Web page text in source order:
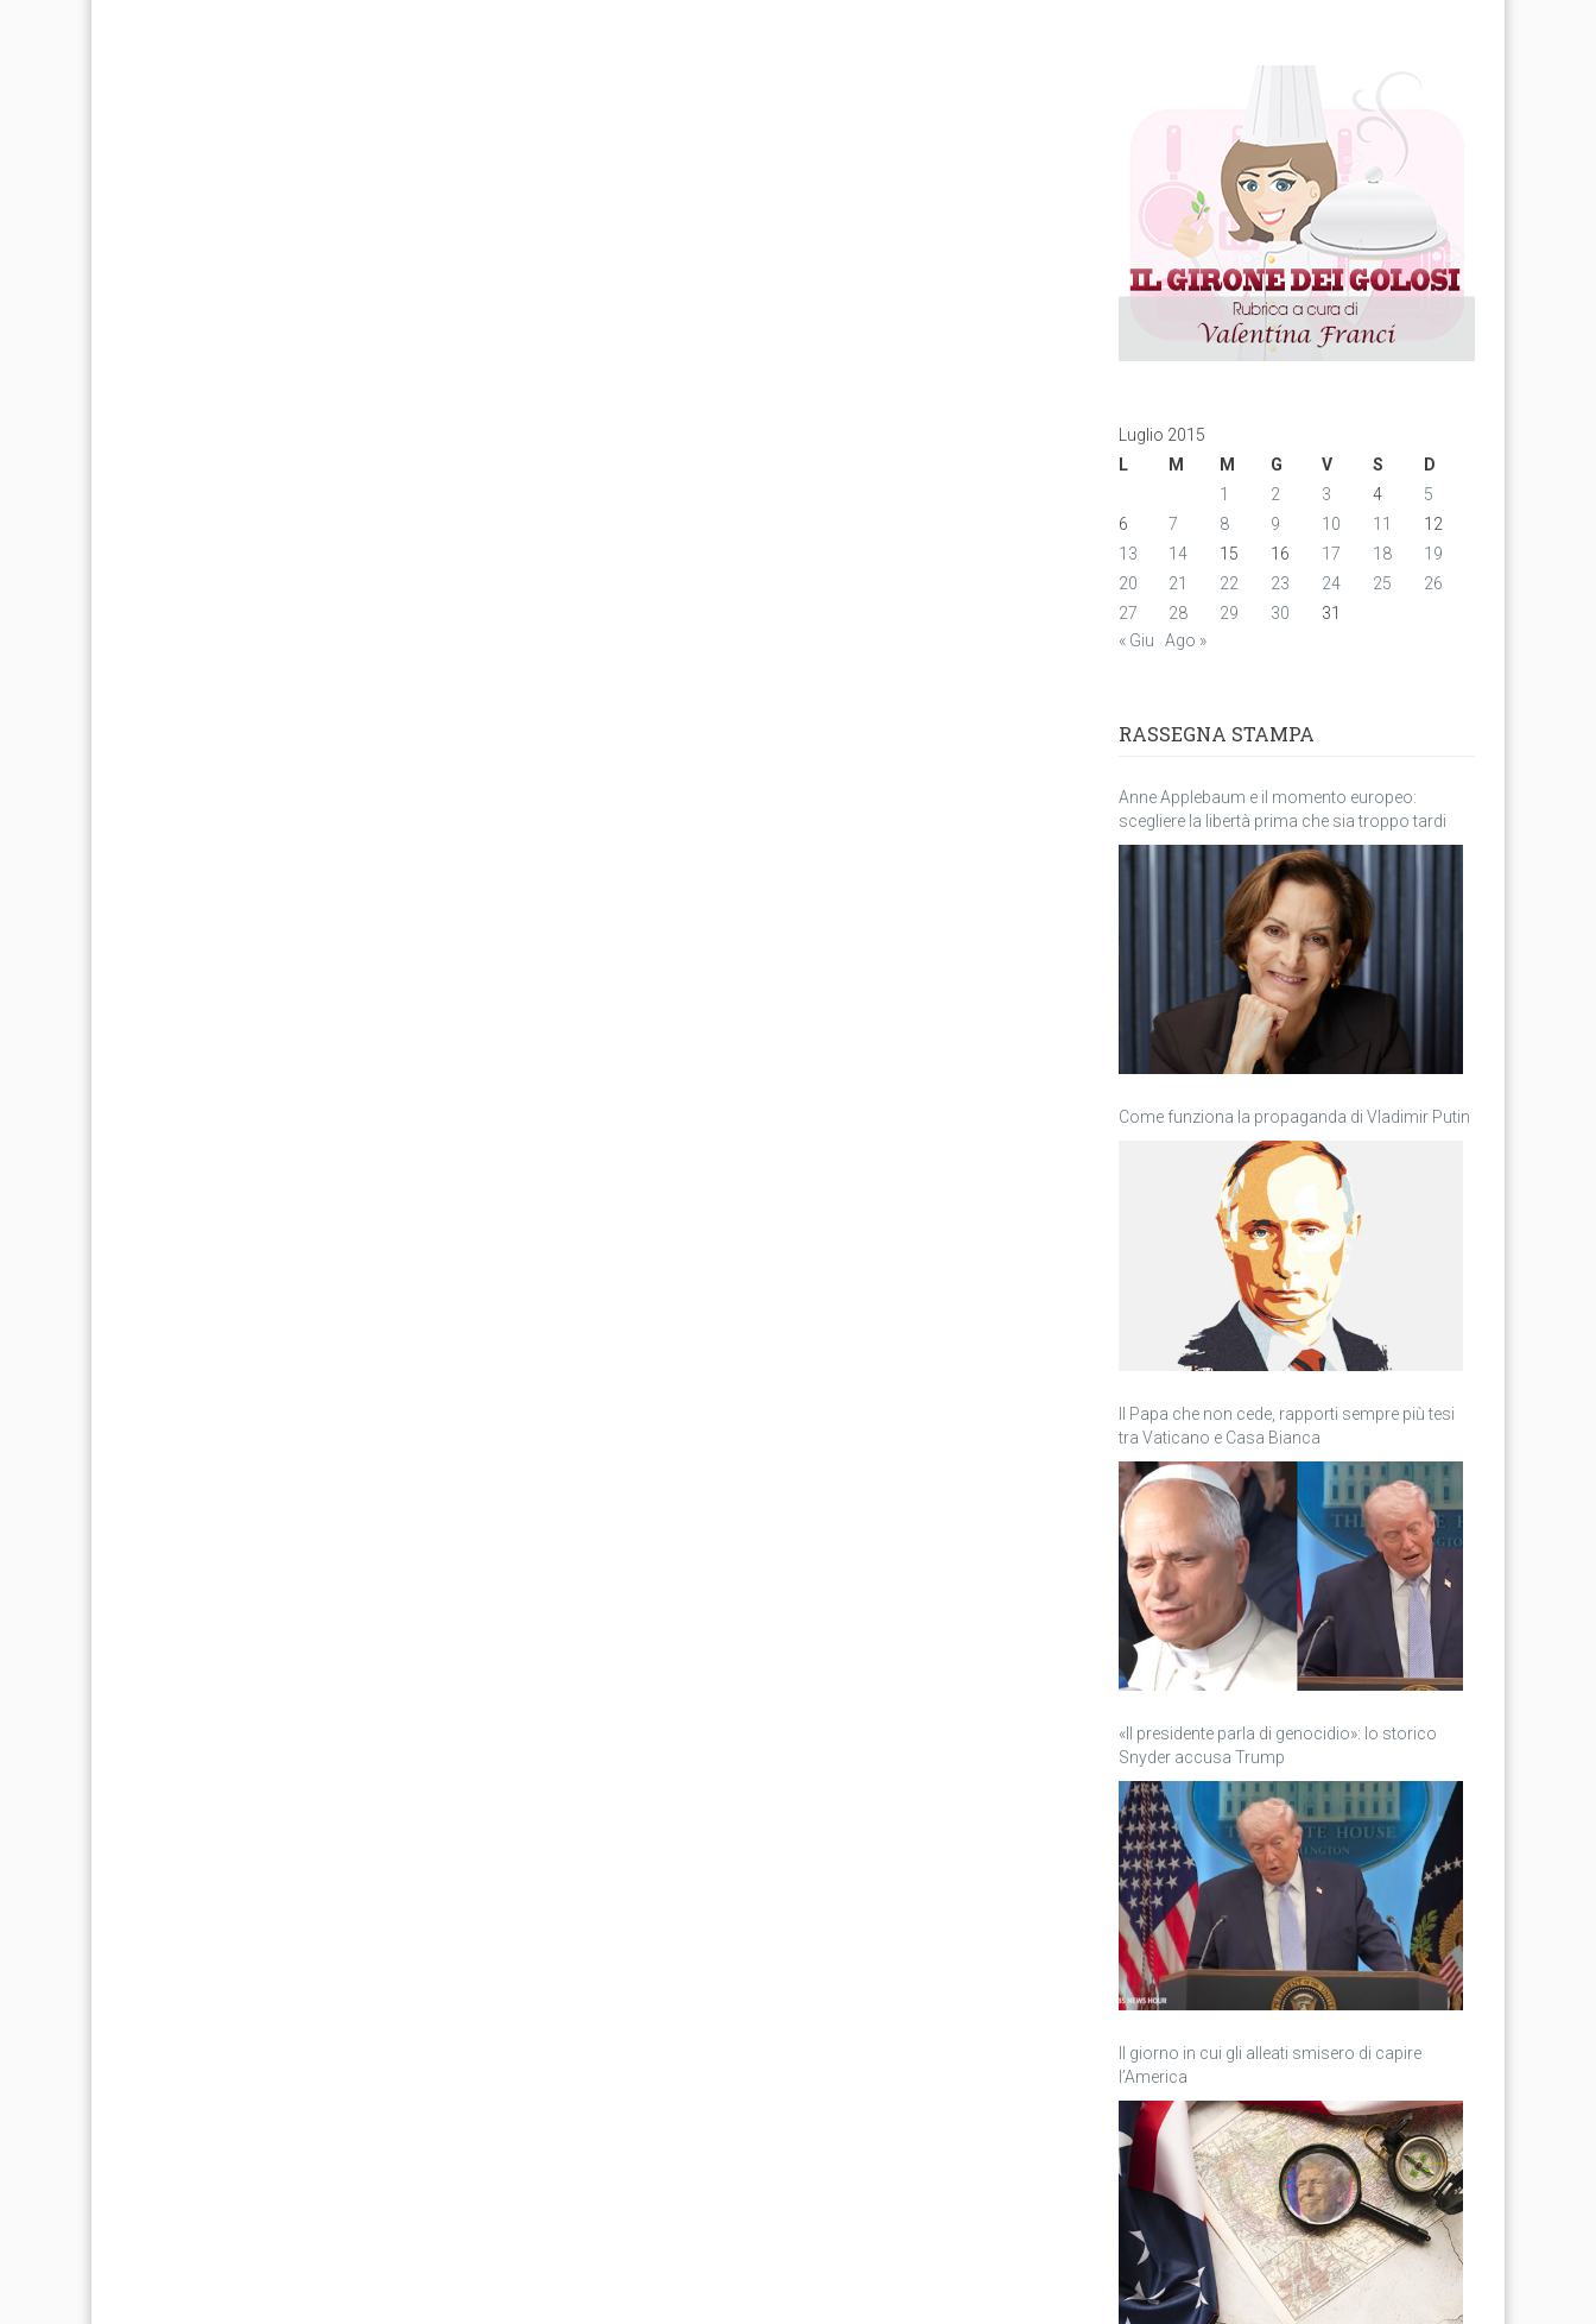
Luglio 2015
L
M M G V S
D
1
2 3 4
5
6
7 8 9 10 11
12
13
14 15 16 17 18
19
20
21 22 23 24 25
26
27
28 29 30
31
« Giu
Ago »
RASSEGNA STAMPA
Anne Applebaum e il momento europeo:
scegliere la libertà prima che sia troppo tardi
Come funziona la propaganda di Vladimir Putin
Il Papa che non cede, rapporti sempre più tesi
tra Vaticano e Casa Bianca
«Il presidente parla di genocidio»: lo storico
Snyder accusa Trump
Il giorno in cui gli alleati smisero di capire
l’America